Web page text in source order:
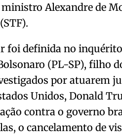
Alexandre de
foi definida no
(PL-SP), filho
por atuarem
Unidos, Donald
contra o governo
o cancelamento de